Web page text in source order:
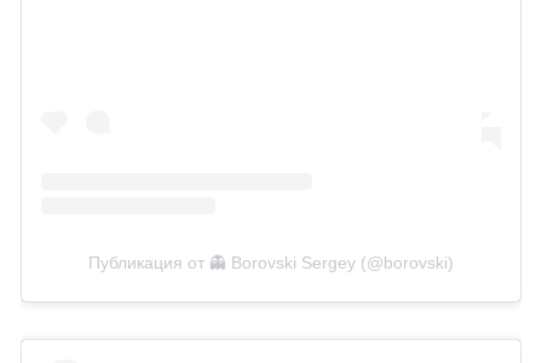
Публикация от 👻 Borovski Sergey (@borovski)